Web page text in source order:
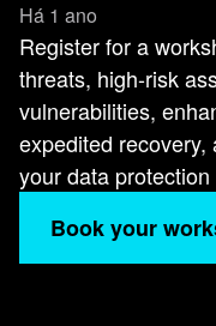
Há 1 ano
Register for a
threats, high-risk
vulnerabilities,
expedited
your data
Book your